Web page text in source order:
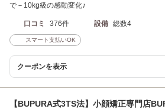
で－10kg級の感動変化♪
口コミ 376件 設備 総数4
スマート支払いOK
クーポンを表示
【BUPURA式3TS法】小顔矯正専門店